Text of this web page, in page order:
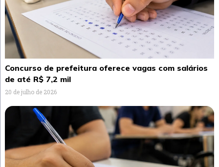
Concurso de prefeitura oferece vagas com salários
de até R$ 7,2 mil
20 de julho de 2026